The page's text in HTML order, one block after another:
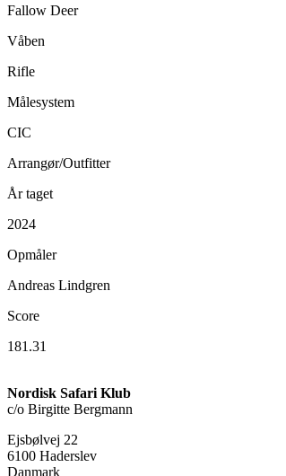
Fallow Deer
Våben
Rifle
Målesystem
CIC
Arrangør/Outfitter
År taget
2024
Opmåler
Andreas Lindgren
Score
181.31
Nordisk Safari Klub
c/o Birgitte Bergmann
Ejsbølvej 22
6100 Haderslev
Danmark